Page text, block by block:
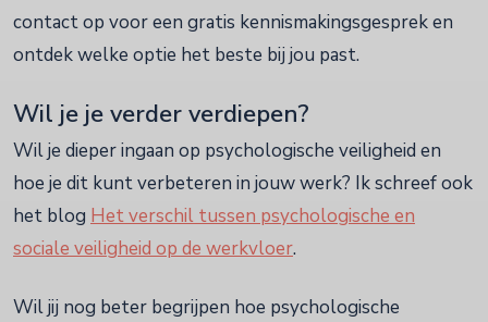
contact op voor een gratis kennismakingsgesprek en
ontdek welke optie het beste bij jou past.
Wil je je verder verdiepen?
Wil je dieper ingaan op psychologische veiligheid en
hoe je dit kunt verbeteren in jouw werk? Ik schreef ook
het blog Het verschil tussen psychologische en
sociale veiligheid op de werkvloer.
Wil jij nog beter begrijpen hoe psychologische